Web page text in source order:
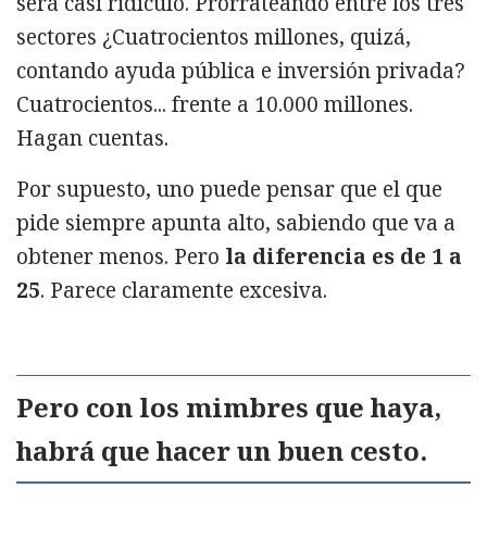
sectores ¿Cuatrocientos millones, quizá,
contando ayuda pública e inversión privada?
Cuatrocientos... frente a 10.000 millones.
Hagan cuentas.
Por supuesto, uno puede pensar que el que
pide siempre apunta alto, sabiendo que va a
obtener menos. Pero la diferencia es de 1 a
25. Parece claramente excesiva.
Pero con los mimbres que haya,
habrá que hacer un buen cesto.